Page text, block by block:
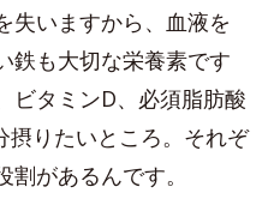
失いますから、血液を
鉄も大切な栄養素です
ビタミンD、必須脂肪酸
摂りたいところ。それぞ
があるんです。